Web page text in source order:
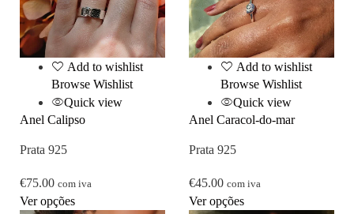
Add to wishlist
Browse Wishlist
Quick view
Anel Calipso
Prata 925
€75.00 com iva
Ver opções
Add to wishlist
Browse Wishlist
Quick view
Anel Caracol-do-mar
Prata 925
€45.00 com iva
Ver opções